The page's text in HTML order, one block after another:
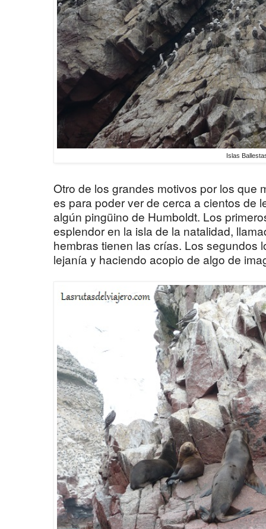
Islas
Otro de los grandes motivos por los que
es para poder ver de cerca a cientos de
algún pingüino de Humboldt. Los
esplendor en la isla de la natalidad,
hembras tienen las crías. Los segundos
lejanía y haciendo acopio de algo de